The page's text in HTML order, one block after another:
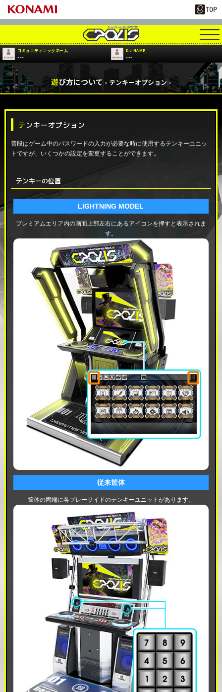
コミュニティニックネーム
---
DJ NAME
---
遊び方について - テンキーオプション -
テンキーオプション
普段はゲーム中のパスワードの入力が必要な時に使用するテンキーユニッ
トですが、いくつかの設定を変更することができます。
テンキーの位置
LIGHTNING MODEL
プレミアムエリア内の画面上部左右にあるアイコンを押すと表示されま
す。
従来筐体
筐体の両端に各プレーサイドのテンキーユニットがあります。